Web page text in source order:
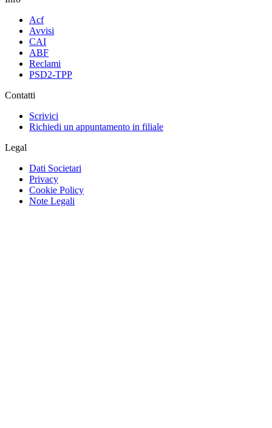
Acf
Avvisi
CAI
ABF
Reclami
PSD2-TPP
Contatti
Scrivici
Richiedi un appuntamento in filiale
Legal
Dati Societari
Privacy
Cookie Policy
Note Legali